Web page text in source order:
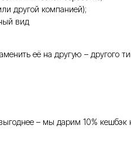
другой компанией);
вид
её на другую – другого
– мы дарим 10% кешбэк